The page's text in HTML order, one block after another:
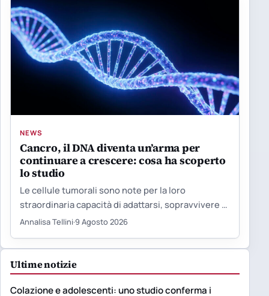
NEWS
Cancro, il DNA diventa un’arma per
continuare a crescere: cosa ha scoperto
lo studio
Le cellule tumorali sono note per la loro
straordinaria capacità di adattarsi, sopravvivere e
sfuggire ai trattamenti. Ora…
Annalisa Tellini·9 Agosto 2026
Ultime notizie
Colazione e adolescenti: uno studio conferma i